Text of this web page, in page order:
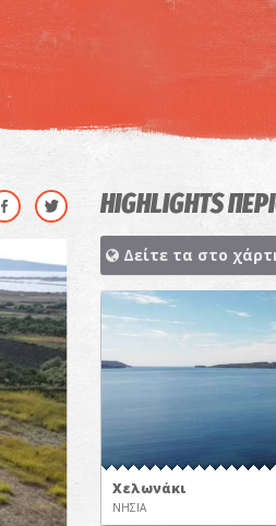
Συντομεύσεις πληκτρολογίου
HIGHLIGHTS
Δείτε τα στο
Χελωνάκι
ΝΗΣΙΑ